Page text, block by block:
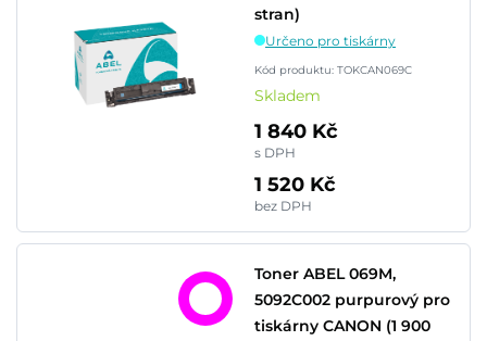
stran)
Určeno pro tiskárny
Kód produktu: TOKCAN069C
Skladem
1 840 Kč
s DPH
1 520 Kč
bez DPH
Toner ABEL 069M,
5092C002 purpurový pro
tiskárny CANON (1 900